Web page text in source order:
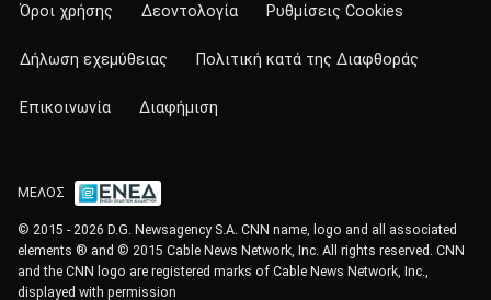
Όροι χρήσης Δεοντολογία Ρυθμίσεις Cookies
Δήλωση εχεμύθειας Πολιτική κατά της Διαφθοράς
Επικοινωνία Διαφήμιση
ΜΕΛΟΣ
© 2015 - 2026 D.G. Newsagency S.A. CNN name, logo and all associated
elements ® and © 2015 Cable News Network, Inc. All rights reserved. CNN
and the CNN logo are registered marks of Cable News Network, Inc.,
displayed with permission